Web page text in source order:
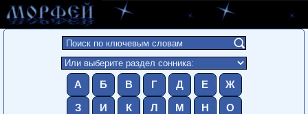
А Б В Г Д Е Ж
З И К Л М Н О